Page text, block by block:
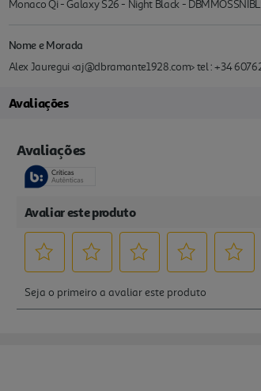
Monaco Qi - Galaxy S26 - Night Black -
Nome e Morada
Alex Jauregui <aj@dbramante1928.com> tel : +34
Avaliações